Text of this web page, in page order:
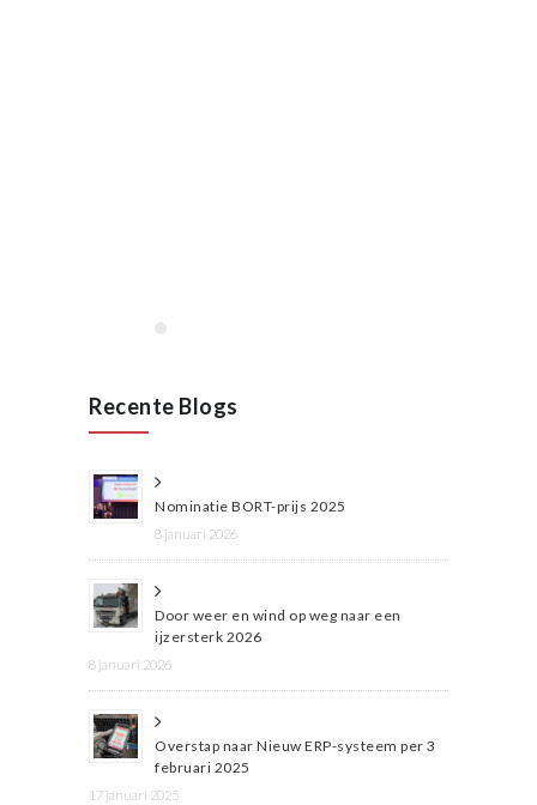
Recente Blogs
Nominatie BORT-prijs 2025
8 januari 2026
Door weer en wind op weg naar een
ijzersterk 2026
8 januari 2026
Overstap naar Nieuw ERP-systeem per 3
februari 2025
17 januari 2025